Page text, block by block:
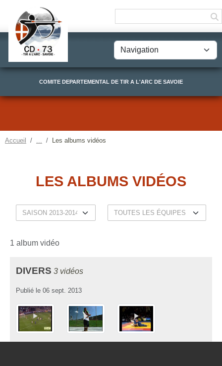
COMITE DEPARTEMENTAL DE TIR A L'ARC DE SAVOIE
Accueil Les albums vidéos
LES ALBUMS VIDÉOS
1 album vidéo
DIVERS 3 vidéos
Publié le 06 sept. 2013
Panneau de gestion des cookies